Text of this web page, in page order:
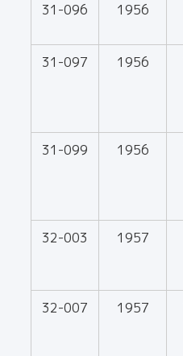
31-096 1956
31-097
1956
31-099 1956
32-003 1957
32-007 1957